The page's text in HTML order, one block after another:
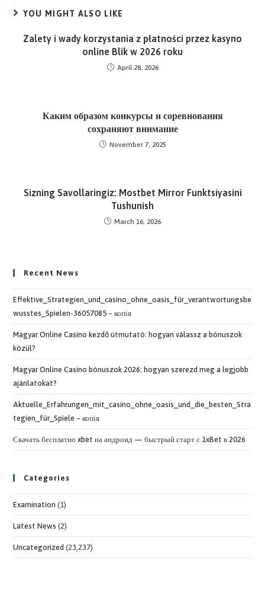
YOU MIGHT ALSO LIKE
Zalety i wady korzystania z płatności przez kasyno
online Blik w 2026 roku
April 28, 2026
Каким образом конкурсы и соревнования
сохраняют внимание
November 7, 2025
Sizning Savollaringiz: Mostbet Mirror Funktsiyasini
Tushunish
March 16, 2026
Recent News
Effektive_Strategien_und_casino_ohne_oasis_für_verantwortungsbe
wusstes_Spielen-36057085 – копія
Magyar Online Casino kezdő útmutató: hogyan válassz a bónuszok
közül?
Magyar Online Casino bónuszok 2026: hogyan szerezd meg a legjobb
ajánlatokat?
Aktuelle_Erfahrungen_mit_casino_ohne_oasis_und_die_besten_Stra
tegien_für_Spiele – копія
Скачать бесплатно xbet на андроид — быстрый старт с 1xBet в 2026
Categories
Examination (1)
Latest News (2)
Uncategorized (23,237)